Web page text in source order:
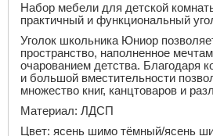
Набор мебели для детской
практичный и функциональный
Уголок школьника Юниор
пространство, наполненное
очарованием детства. Благодаря
и большой вместительности
множество книг, канцтоваров и
Материал: ЛДСП
Цвет: ясень шимо тёмный/ясень